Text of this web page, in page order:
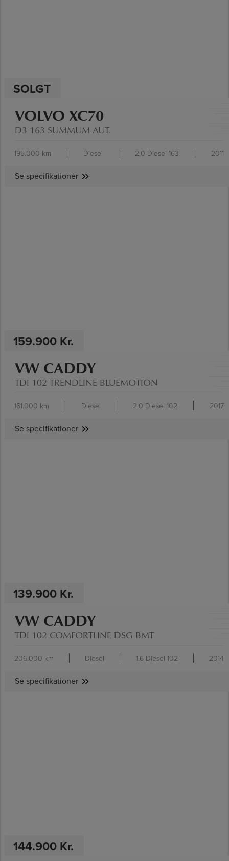
SOLGT
VOLVO XC70
D3 163 SUMMUM AUT.
195.000 km Diesel 2,0 Diesel 163 2011
Se specifikationer
159.900 Kr.
VW CADDY
TDI 102 TRENDLINE BLUEMOTION
161.000 km Diesel 2,0 Diesel 102 2017
Se specifikationer
139.900 Kr.
VW CADDY
TDI 102 COMFORTLINE DSG BMT
206.000 km Diesel 1,6 Diesel 102 2014
Se specifikationer
144.900 Kr.